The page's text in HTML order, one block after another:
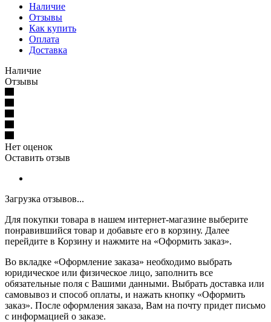
Наличие
Отзывы
Как купить
Оплата
Доставка
Наличие
Отзывы
Нет оценок
Оставить отзыв
Загрузка отзывов...
Для покупки товара в нашем интернет-магазине выберите
понравившийся товар и добавьте его в корзину. Далее
перейдите в Корзину и нажмите на «Оформить заказ».
Во вкладке «Оформление заказа» необходимо выбрать
юридическое или физическое лицо, заполнить все
обязательные поля с Вашими данными. Выбрать доставка или
самовывоз и способ оплаты, и нажать кнопку «Оформить
заказ». После оформления заказа, Вам на почту придет письмо
с информацией о заказе.